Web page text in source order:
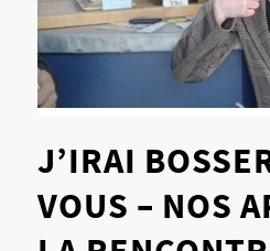
J’IRAI
VOUS – NOS